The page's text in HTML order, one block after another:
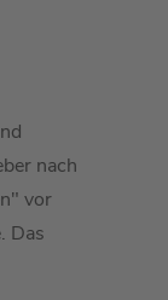
nach
vor
Das